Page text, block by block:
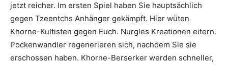
jetzt reicher. Im ersten Spiel haben Sie hauptsächlich
gegen Tzeentchs Anhänger gekämpft. Hier wüten
Khorne-Kultisten gegen Euch. Nurgles Kreationen eitern.
Pockenwandler regenerieren sich, nachdem Sie sie
erschossen haben. Khorne-Berserker werden schneller,